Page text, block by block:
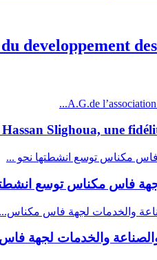
developpement
A.G.de l’association
Hassan Slighoua, une
فاس مكناس توسع انشطتها نحو ...
فاس مكناس توسع
والخدمات لجهة فاس مكناس...
والخدمات لجهة